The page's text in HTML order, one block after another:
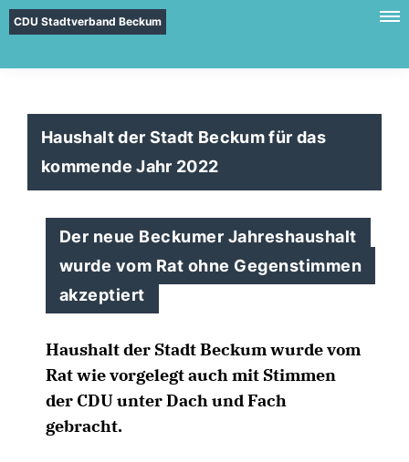
CDU Stadtverband Beckum
Haushalt der Stadt Beckum für das
kommende Jahr 2022
Der neue Beckumer Jahreshaushalt
wurde vom Rat ohne Gegenstimmen
akzeptiert
Haushalt der Stadt Beckum wurde vom
Rat wie vorgelegt auch mit Stimmen
der CDU unter Dach und Fach
gebracht.